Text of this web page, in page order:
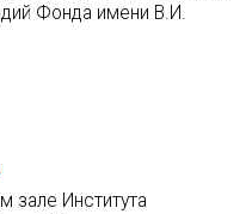
Фонда имени В.И.
зале Института